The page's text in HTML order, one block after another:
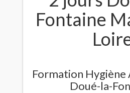
Fontaine
Formation Hygiène
Doué-la-